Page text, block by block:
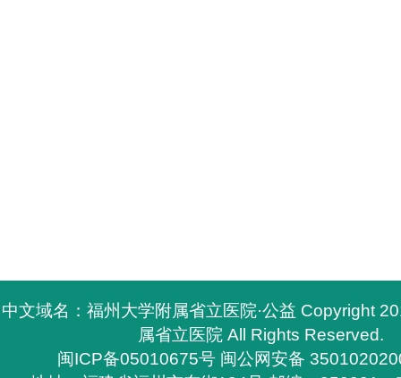
中文域名：福州大学附属省立医院·公益 Copyright
属省立医院 All Rights Reserved.
闽ICP备05010675号 闽公网安备